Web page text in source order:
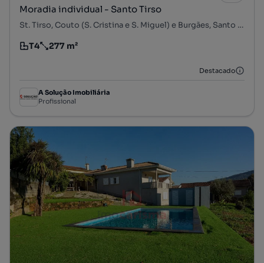
Moradia individual - Santo Tirso
St. Tirso, Couto (S. Cristina e S. Miguel) e Burgães, Santo Tirso, Porto
Tipologia
T4
Preço por metro quadrado
277 m²
Destacado
A Solução Imobiliária
Profissional